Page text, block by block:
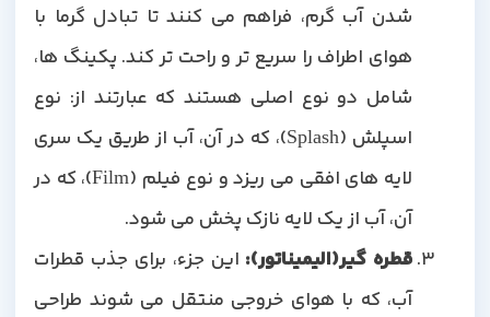
شدن آب گرم، فراهم می کنند تا تبادل گرما با
هوای اطراف را سریع تر و راحت تر کند. پکینگ ها،
شامل دو نوع اصلی هستند که عبارتند از: نوع
اسپلش (Splash)، که در آن، آب از طریق یک سری
لایه های افقی می ریزد و نوع فیلم (Film)، که در
آن، آب از یک لایه نازک پخش می شود.
قطره گیر(الیمیناتور):این جزء، برای جذب قطرات
آب، که با هوای خروجی منتقل می شوند طراحی